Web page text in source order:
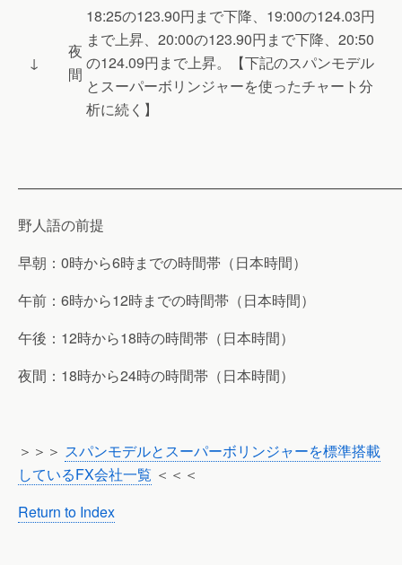
↓
夜
間
18:25の123.90円まで下降、19:00の124.03円
まで上昇、20:00の123.90円まで下降、20:50
の124.09円まで上昇。【下記のスパンモデル
とスーパーボリンジャーを使ったチャート分
析に続く】
野人語の前提
早朝：0時から6時までの時間帯（日本時間）
午前：6時から12時までの時間帯（日本時間）
午後：12時から18時の時間帯（日本時間）
夜間：18時から24時の時間帯（日本時間）
＞＞＞ スパンモデルとスーパーボリンジャーを標準搭載
しているFX会社一覧 ＜＜＜
Return to Index